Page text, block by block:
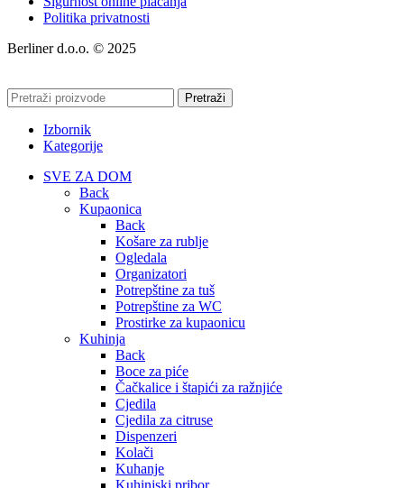
Politika privatnosti
Berliner d.o.o. © 2025
Pretraži
Izbornik
Kategorije
SVE ZA DOM
Back
Kupaonica
Back
Košare za rublje
Ogledala
Organizatori
Potrepštine za tuš
Potrepštine za WC
Prostirke za kupaonicu
Kuhinja
Back
Boce za piće
Čačkalice i štapići za ražnjiće
Cjedila
Cjedila za citruse
Dispenzeri
Kolači
Kuhanje
Kuhinjski pribor